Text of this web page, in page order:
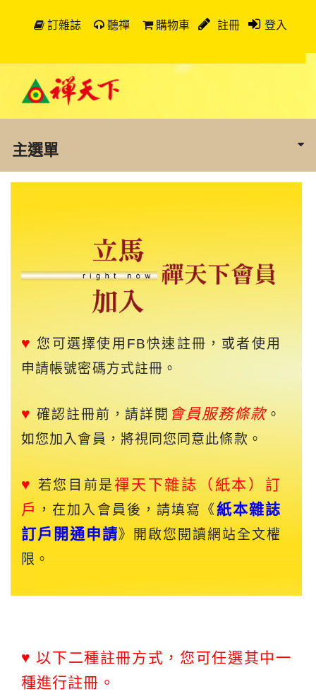
訂雜誌 聽禪 購物車 註冊 登入
主選單
♥ 您可選擇使用FB快速註冊，或者使用
申請帳號密碼方式註冊。
♥ 確認註冊前，請詳閱 會員服務條款。
如您加入會員，將視同您同意此條款。
♥ 若您目前是禪天下雜誌（紙本）訂
戶 ，在加入會員後，請填寫《紙本雜誌
訂戶開通申請》開啟您閱讀網站全文權
限。
♥ 以下二種註冊方式，您可任選其中一
種進行註冊。